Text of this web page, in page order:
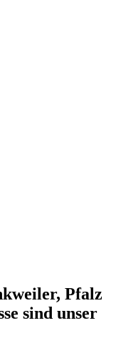
Pfalz
sind unser